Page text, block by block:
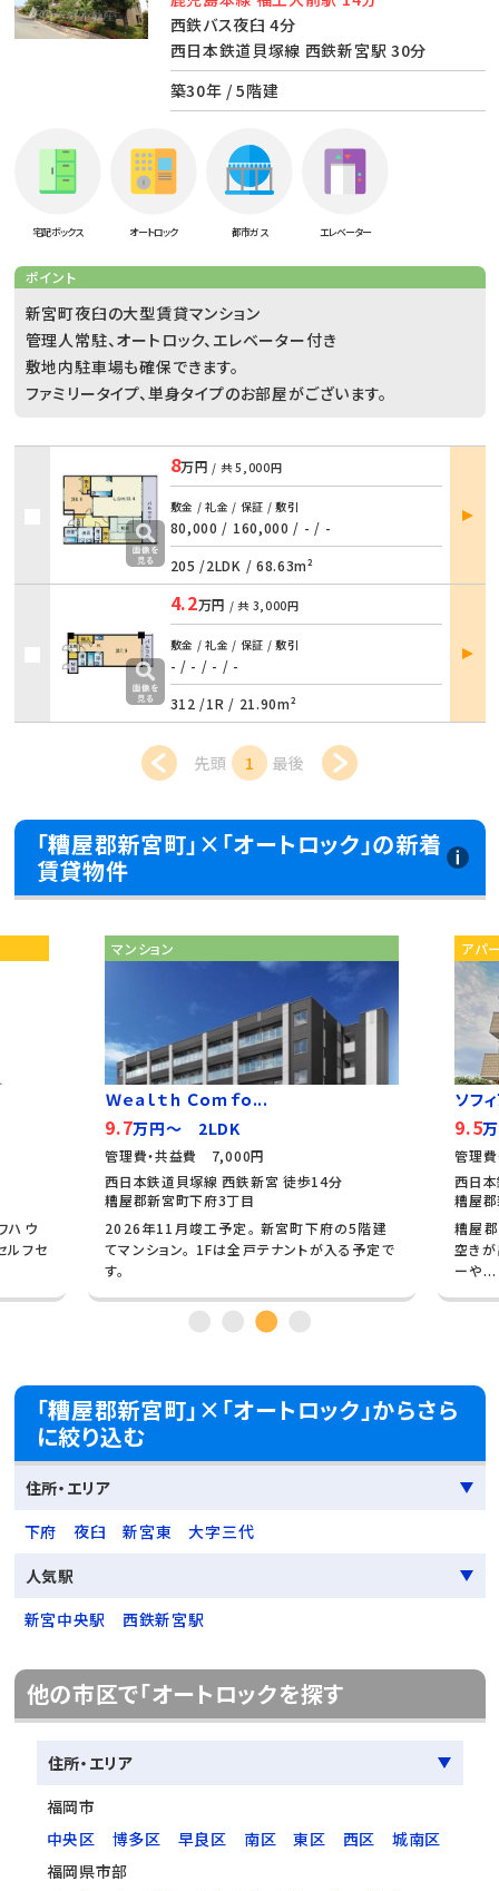
西鉄バス夜臼 4分
西日本鉄道貝塚線 西鉄新宮駅 30分
築30年 / 5階建
宅配ボックス オートロック 都市ガス エレベーター
ポイント
新宮町夜臼の大型賃貸マンション
管理人常駐、オートロック、エレベーター付き
敷地内駐車場も確保できます。
ファミリータイプ、単身タイプのお部屋がございます。
8万円 / 共5,000円
敷金 / 礼金 / 保証 / 敷引
80,000 / 160,000 / - / -
205 /2LDK / 68.63m²
部屋
詳細
4.2万円 / 共 3,000円
敷金 / 礼金 / 保証 / 敷引
- / - / - / -
312 /1R / 21.90m²
部屋
詳細
先頭 1 最後
「糟屋郡新宮町」×「オートロック」の新着
賃貸物件
ハウ
ルフセ
マンション
Ｗｅａｌｔｈ Ｃｏｍｆｏ...
9.7万円～ 2LDK
管理費・共益費 7,000円
西日本鉄道貝塚線 西鉄新宮 徒歩14分
糟屋郡新宮町下府3丁目
2026年11月竣工予定。 新宮町下府の5階建
てマンション。 1Fは全戸テナントが入る予定で
す。
アパ
ソフ
9.5
管理
西日
糟屋
糟屋
空き
ーや...
「糟屋郡新宮町」×「オートロック」からさら
に絞り込む
住所・エリア
下府
夜臼 新宮東
大字三代
人気駅
新宮中央駅
西鉄新宮駅
他の市区で「オートロックを探す
住所・エリア
福岡市
中央区
博多区 早良区 南区 東区 西区
城南区
福岡県市部